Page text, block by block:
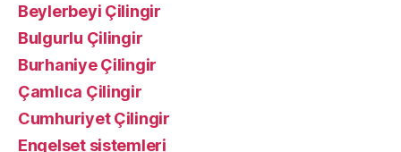
Beylerbeyi Çilingir
Bulgurlu Çilingir
Burhaniye Çilingir
Çamlıca Çilingir
Cumhuriyet Çilingir
Engelset sistemleri